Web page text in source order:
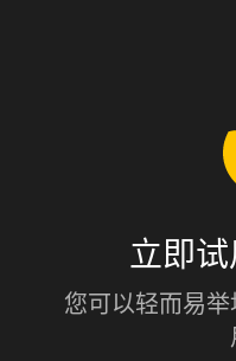
立即
您可以轻而易